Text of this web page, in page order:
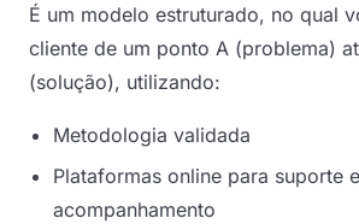
É um modelo estruturado, no qual
cliente de um ponto A (problema)
(solução), utilizando:
Metodologia validada
Plataformas online para suporte e
acompanhamento